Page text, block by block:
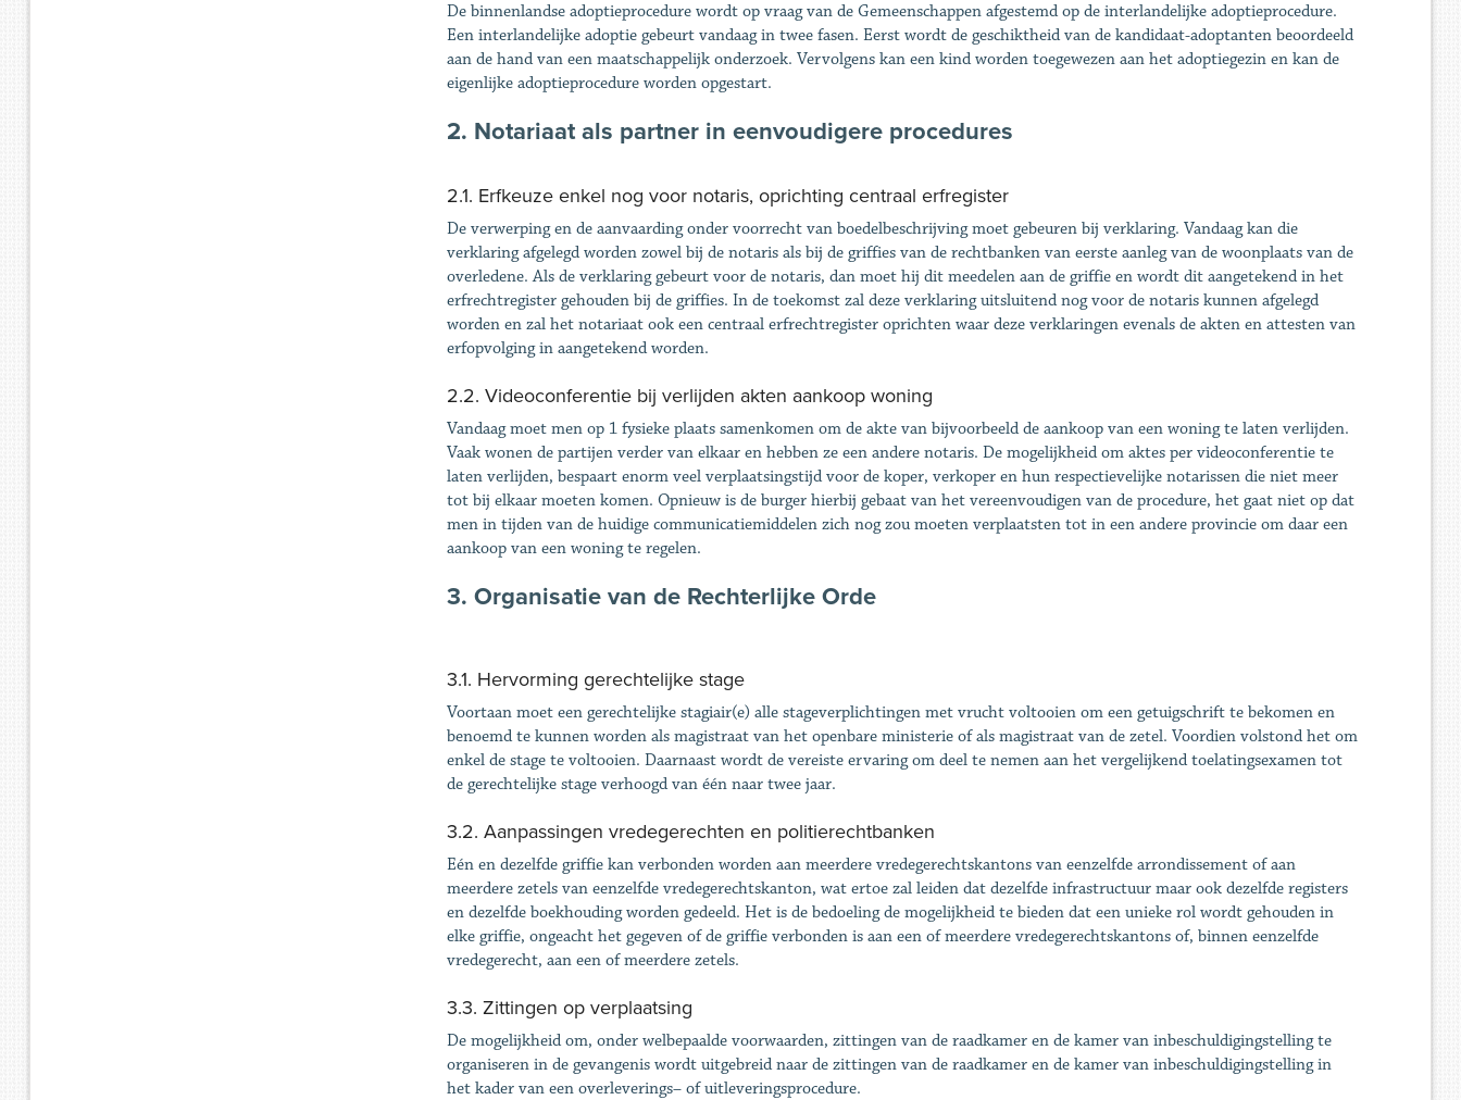
De binnenlandse adoptieprocedure wordt op vraag van de Gemeenschappen afgestemd op de interlandelijke adoptieprocedure.
Een interlandelijke adoptie gebeurt vandaag in twee fasen. Eerst wordt de geschiktheid van de kandidaat-adoptanten beoordeeld
aan de hand van een maatschappelijk onderzoek. Vervolgens kan een kind worden toegewezen aan het adoptiegezin en kan de
eigenlijke adoptieprocedure worden opgestart.
2. Notariaat als partner in eenvoudigere procedures
2.1. Erfkeuze enkel nog voor notaris, oprichting centraal erfregister
De verwerping en de aanvaarding onder voorrecht van boedelbeschrijving moet gebeuren bij verklaring. Vandaag kan die
verklaring afgelegd worden zowel bij de notaris als bij de griffies van de rechtbanken van eerste aanleg van de woonplaats van de
overledene. Als de verklaring gebeurt voor de notaris, dan moet hij dit meedelen aan de griffie en wordt dit aangetekend in het
erfrechtregister gehouden bij de griffies. In de toekomst zal deze verklaring uitsluitend nog voor de notaris kunnen afgelegd
worden en zal het notariaat ook een centraal erfrechtregister oprichten waar deze verklaringen evenals de akten en attesten van
erfopvolging in aangetekend worden.
2.2. Videoconferentie bij verlijden akten aankoop woning
Vandaag moet men op 1 fysieke plaats samenkomen om de akte van bijvoorbeeld de aankoop van een woning te laten verlijden.
Vaak wonen de partijen verder van elkaar en hebben ze een andere notaris. De mogelijkheid om aktes per videoconferentie te
laten verlijden, bespaart enorm veel verplaatsingstijd voor de koper, verkoper en hun respectievelijke notarissen die niet meer
tot bij elkaar moeten komen. Opnieuw is de burger hierbij gebaat van het vereenvoudigen van de procedure, het gaat niet op dat
men in tijden van de huidige communicatiemiddelen zich nog zou moeten verplaatsten tot in een andere provincie om daar een
aankoop van een woning te regelen.
3. Organisatie van de Rechterlijke Orde
3.1. Hervorming gerechtelijke stage
Voortaan moet een gerechtelijke stagiair(e) alle stageverplichtingen met vrucht voltooien om een getuigschrift te bekomen en
benoemd te kunnen worden als magistraat van het openbare ministerie of als magistraat van de zetel. Voordien volstond het om
enkel de stage te voltooien. Daarnaast wordt de vereiste ervaring om deel te nemen aan het vergelijkend toelatingsexamen tot
de gerechtelijke stage verhoogd van één naar twee jaar.
3.2. Aanpassingen vredegerechten en politierechtbanken
Eén en dezelfde griffie kan verbonden worden aan meerdere vredegerechtskantons van eenzelfde arrondissement of aan
meerdere zetels van eenzelfde vredegerechtskanton, wat ertoe zal leiden dat dezelfde infrastructuur maar ook dezelfde registers
en dezelfde boekhouding worden gedeeld. Het is de bedoeling de mogelijkheid te bieden dat een unieke rol wordt gehouden in
elke griffie, ongeacht het gegeven of de griffie verbonden is aan een of meerdere vredegerechtskantons of, binnen eenzelfde
vredegerecht, aan een of meerdere zetels.
3.3. Zittingen op verplaatsing
De mogelijkheid om, onder welbepaalde voorwaarden, zittingen van de raadkamer en de kamer van inbeschuldigingstelling te
organiseren in de gevangenis wordt uitgebreid naar de zittingen van de raadkamer en de kamer van inbeschuldigingstelling in
het kader van een overleverings– of uitleveringsprocedure.